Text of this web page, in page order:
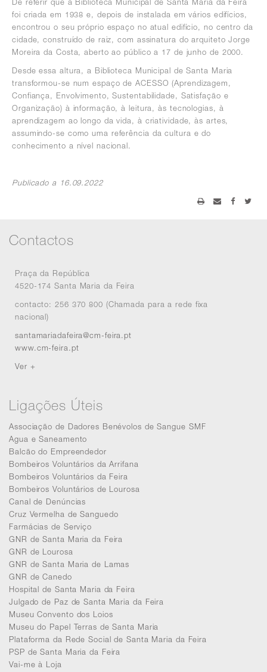
foi criada em 1938 e, depois de instalada em vários edifícios,
encontrou o seu próprio espaço no atual edifício, no centro da
cidade, construído de raiz, com assinatura do arquiteto Jorge
Moreira da Costa, aberto ao público a 17 de junho de 2000.
Desde essa altura, a Biblioteca Municipal de Santa Maria
transformou-se num espaço de ACESSO (Aprendizagem,
Confiança, Envolvimento, Sustentabilidade, Satisfação e
Organização) à informação, à leitura, às tecnologias, à
aprendizagem ao longo da vida, à criatividade, às artes,
assumindo-se como uma referência da cultura e do
conhecimento a nível nacional.
Publicado a 16.09.2022
Contactos
Praça da República
4520-174 Santa Maria da Feira
contacto: 256 370 800 (Chamada para a rede fixa
nacional)
santamariadafeira@cm-feira.pt
www.cm-feira.pt
Ver +
Ligações Úteis
Associação de Dadores Benévolos de Sangue SMF
Agua e Saneamento
Balcão do Empreendedor
Bombeiros Voluntários da Arrifana
Bombeiros Voluntários da Feira
Bombeiros Voluntários de Lourosa
Canal de Denúncias
Cruz Vermelha de Sanguedo
Farmácias de Serviço
GNR de Santa Maria da Feira
GNR de Lourosa
GNR de Santa Maria de Lamas
GNR de Canedo
Hospital de Santa Maria da Feira
Julgado de Paz de Santa Maria da Feira
Museu Convento dos Loios
Museu do Papel Terras de Santa Maria
Plataforma da Rede Social de Santa Maria da Feira
PSP de Santa Maria da Feira
Vai-me à Loja